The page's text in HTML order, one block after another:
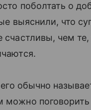
поболтать о
выяснили, что
чем
обычно
поговорить